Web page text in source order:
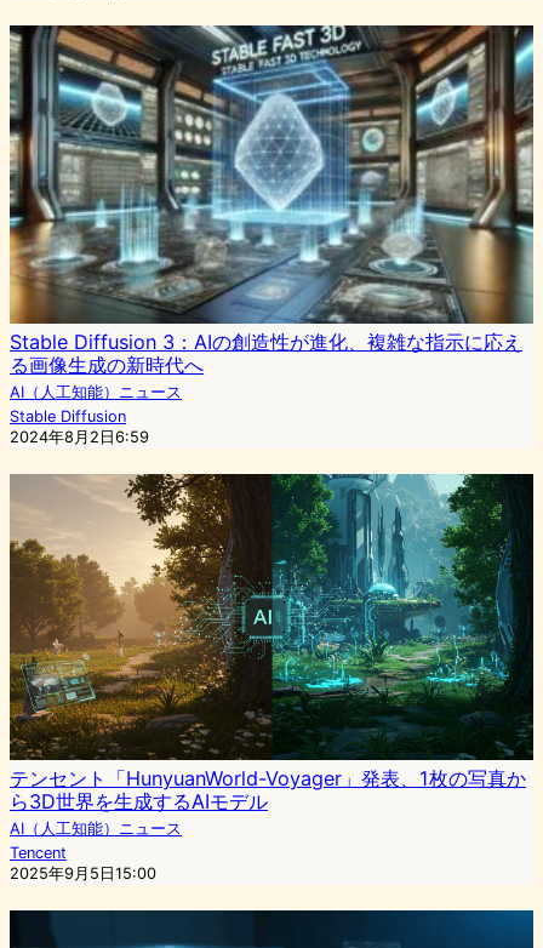
Stable Diffusion 3：AIの創造性が進化、複雑な指示に応え
る画像生成の新時代へ
AI（人工知能）ニュース
Stable Diffusion
2024年8月2日6:59
テンセント「HunyuanWorld-Voyager」発表、1枚の写真か
ら3D世界を生成するAIモデル
AI（人工知能）ニュース
Tencent
2025年9月5日15:00